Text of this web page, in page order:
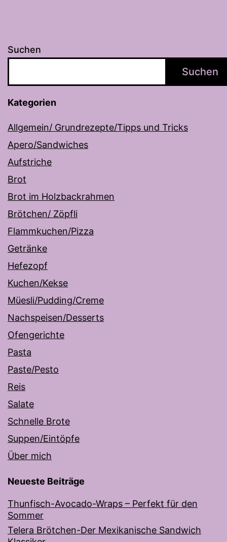
Suchen
Suchen
Kategorien
Allgemein/ Grundrezepte/Tipps und Tricks
Apero/Sandwiches
Aufstriche
Brot
Brot im Holzbackrahmen
Brötchen/ Zöpfli
Flammkuchen/Pizza
Getränke
Hefezopf
Kuchen/Kekse
Müesli/Pudding/Creme
Nachspeisen/Desserts
Ofengerichte
Pasta
Paste/Pesto
Reis
Salate
Schnelle Brote
Suppen/Eintöpfe
Über mich
Neueste Beiträge
Thunfisch-Avocado-Wraps – Perfekt für den
Sommer
Telera Brötchen-Der Mexikanische Sandwich